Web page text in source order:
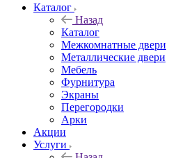
Каталог
Назад
Каталог
Межкомнатные двери
Металлические двери
Мебель
Фурнитура
Экраны
Перегородки
Арки
Акции
Услуги